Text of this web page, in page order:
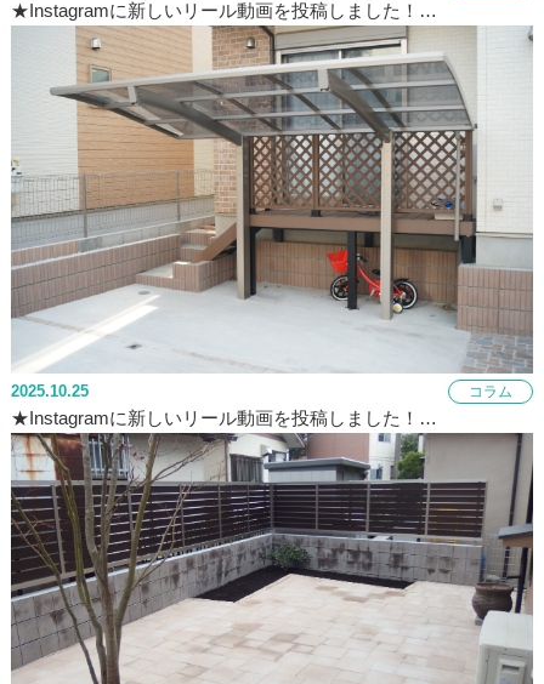
★Instagramに新しいリール動画を投稿しました！…
2025.10.25 コラム
★Instagramに新しいリール動画を投稿しました！…